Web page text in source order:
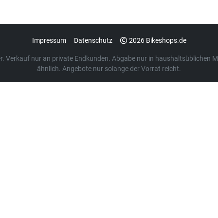
Impressum Datenschutz 2026 Bikeshops.de
Verkauf nur an private Endkunden. Abgabe nur in haushaltsüblichen
ähnlich. Angebote nur solange der Vorrat reicht.